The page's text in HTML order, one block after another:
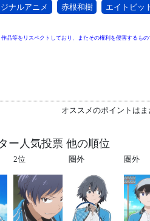
ナルアニメ 赤根和樹 エイトビッ
品等をリスペクトしており、またその権利を侵害するも
オススメのポイントはま
ー人気投票 他の順位
2位 圏外 圏外